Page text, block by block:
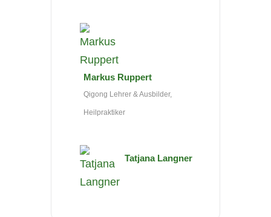
Markus Ruppert
Qigong Lehrer & Ausbilder,
Heilpraktiker
Tatjana Langner